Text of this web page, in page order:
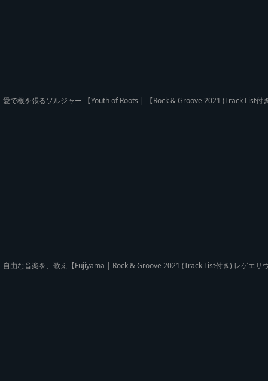
自由な音楽を、歌え【Fujiyama | Rock & Groove 2021 (Track List付き) レゲエサ